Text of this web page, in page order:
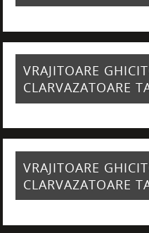
VRAJITOARE
CLARVAZATOARE
VRAJITOARE
CLARVAZATOARE